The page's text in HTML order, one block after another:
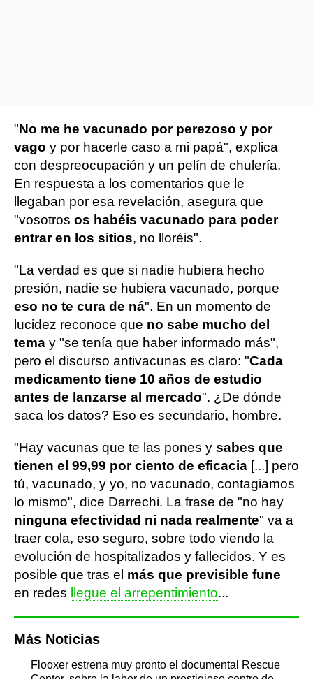
"No me he vacunado por perezoso y por
vago y por hacerle caso a mi papá", explica
con despreocupación y un pelín de chulería.
En respuesta a los comentarios que le
llegaban por esa revelación, asegura que
"vosotros os habéis vacunado para poder
entrar en los sitios, no lloréis".
"La verdad es que si nadie hubiera hecho
presión, nadie se hubiera vacunado, porque
eso no te cura de ná". En un momento de
lucidez reconoce que no sabe mucho del
tema y "se tenía que haber informado más",
pero el discurso antivacunas es claro: "Cada
medicamento tiene 10 años de estudio
antes de lanzarse al mercado". ¿De dónde
saca los datos? Eso es secundario, hombre.
"Hay vacunas que te las pones y sabes que
tienen el 99,99 por ciento de eficacia [...] pero
tú, vacunado, y yo, no vacunado, contagiamos
lo mismo", dice Darrechi. La frase de "no hay
ninguna efectividad ni nada realmente" va a
traer cola, eso seguro, sobre todo viendo la
evolución de hospitalizados y fallecidos. Y es
posible que tras el más que previsible fune
en redes
llegue el arrepentimiento...
Más Noticias
Flooxer estrena muy pronto el documental Rescue